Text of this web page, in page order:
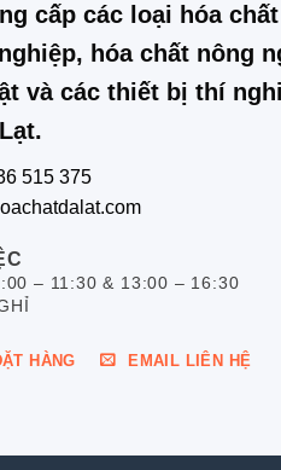
cấp các loại hóa
hóa chất nông
và các thiết bị thí
515 375
– 11:30 & 13:00 – 16:30
HÀNG EMAIL LIÊN HỆ